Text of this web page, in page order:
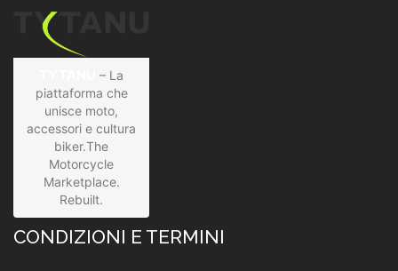
– La
piattaforma che
unisce moto,
accessori e cultura
biker.The
Motorcycle
Marketplace.
Rebuilt.
CONDIZIONI E TERMINI